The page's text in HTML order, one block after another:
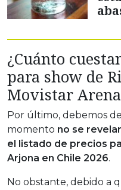
¿Cuánto
para show de
Movistar
Por último, debemos
momento no se
el listado de precios
Arjona en Chile 2026.
No obstante, debido a